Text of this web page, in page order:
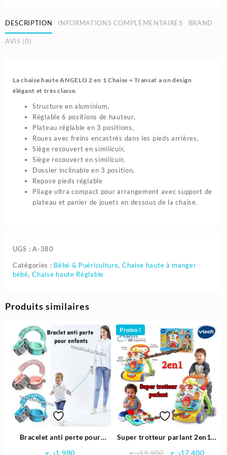
Bébé
Réglable
Multipostions
DESCRIPTION INFORMATIONS COMPLÉMENTAIRES BRAND
AVIS (0)
La chaise haute ANGELO 2 en 1 Chaise + Transat a un design
élégant et très classe.
Structure en aluminium,
Réglable 6 positions de hauteur,
Plateau réglable en 3 positions,
Roues avec freins encastrés dans les pieds arrières,
Siège recouvert en similicuir,
Siège recouvert en similicuir,
Dossier inclinable en 3 position,
Repose pieds réglable
Pliage ultra compact pour arrangement avec support de
plateau et panier de jouets en dessous de la chaise.
UGS :A-380
Catégories : Bébé & Puériculture, Chaise haute à manger
bébé,Chaise haute Réglable
Produits similaires
Bracelet anti perte pour
1.980د.ج
Promo !
Super trotteur parlant 2en1 –
19.900د.ج
Le
17.400د.ج
Le